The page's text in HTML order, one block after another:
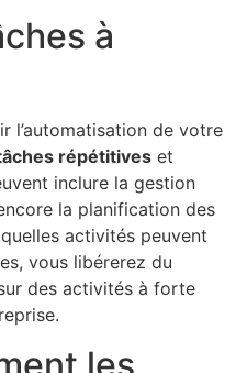
à
l’automatisation de votre
répétitives et
inclure la gestion
la planification des
activités peuvent
vous libérerez du
des activités à forte